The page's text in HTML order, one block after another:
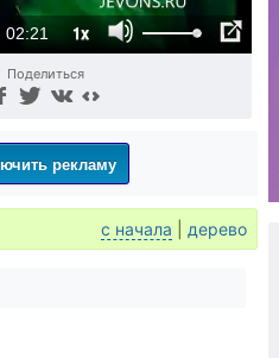
02:21 1x
Поделиться
рекламу
с начала дерево